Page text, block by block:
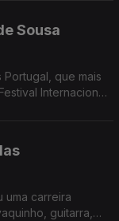
Sousa
que mais
Internacional
uma carreira
guitarra,